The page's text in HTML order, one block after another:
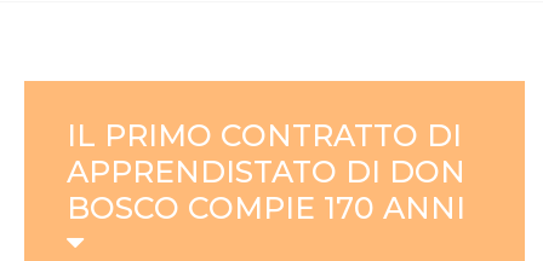
IL PRIMO CONTRATTO DI
APPRENDISTATO DI DON
BOSCO COMPIE 170 ANNI